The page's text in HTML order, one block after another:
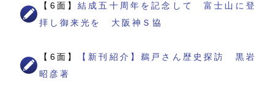
【6面】結成五十周年を記念して 富士山に登
拝し御来光を 大阪神Ｓ協
【6面】
【新刊紹介】鵜戸さん歴史探訪 黒岩
昭彦著